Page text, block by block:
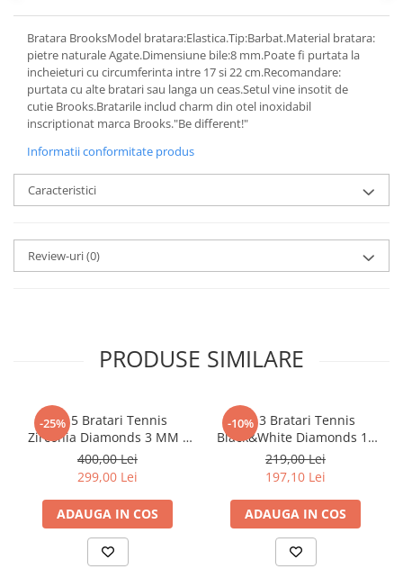
Bratara BrooksModel bratara:Elastica.Tip:Barbat.Material bratara:
pietre naturale Agate.Dimensiune bile:8 mm.Poate fi purtata la
incheieturi cu circumferinta intre 17 si 22 cm.Recomandare:
purtata cu alte bratari sau langa un ceas.Setul vine insotit de
cutie Brooks.Bratarile includ charm din otel inoxidabil
inscriptionat marca Brooks."Be different!"
Informatii conformitate produs
Caracteristici
Review-uri(0)
PRODUSE SIMILARE
-25%
Set 5 Bratari Tennis
Zirconia Diamonds 3 MM /
19.5 CM
400,00 Lei
299,00 Lei
ADAUGA IN COS
-10%
Set 3 Bratari Tennis
Black&White Diamonds 19
CM
219,00 Lei
197,10 Lei
ADAUGA IN COS